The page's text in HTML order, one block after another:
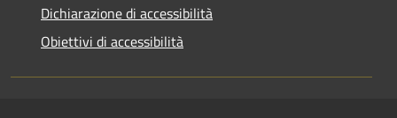
Dichiarazione di accessibilità
Obiettivi di accessibilità